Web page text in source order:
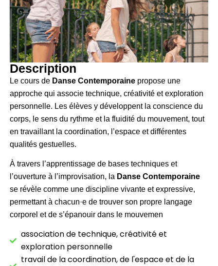
Description
Le cours de Danse Contemporaine propose une
approche qui associe technique, créativité et exploration
personnelle. Les élèves y développent la conscience du
corps, le sens du rythme et la fluidité du mouvement, tout
en travaillant la coordination, l’espace et différentes
qualités gestuelles.
À travers l’apprentissage de bases techniques et
l’ouverture à l’improvisation, la Danse Contemporaine
se révèle comme une discipline vivante et expressive,
permettant à chacun·e de trouver son propre langage
corporel et de s’épanouir dans le mouvemen
association de technique, créativité et
exploration personnelle
travail de la coordination, de l'espace et de la